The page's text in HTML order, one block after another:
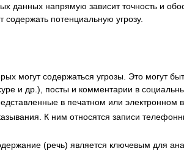
данных напрямую зависит точность и
потенциальную угрозу.
могут содержаться угрозы. Это
и др.), посты и комментарии в
в печатном или электронном
К ним относятся записи
(речь) является ключевым для